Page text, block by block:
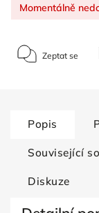
Momentálně
Zeptat se
Popis
Související
Diskuze